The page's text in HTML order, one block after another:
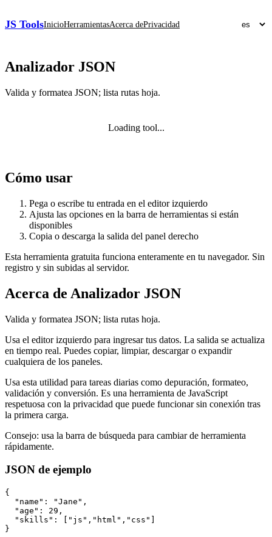
JS ToolsInicioHerramientasAcerca dePrivacidad
Analizador JSON
Valida y formatea JSON; lista rutas hoja.
Loading tool...
Cómo usar
Pega o escribe tu entrada en el editor izquierdo
Ajusta las opciones en la barra de herramientas si están
disponibles
Copia o descarga la salida del panel derecho
Esta herramienta gratuita funciona enteramente en tu navegador. Sin
registro y sin subidas al servidor.
Acerca de Analizador JSON
Valida y formatea JSON; lista rutas hoja.
Usa el editor izquierdo para ingresar tus datos. La salida se actualiza
en tiempo real. Puedes copiar, limpiar, descargar o expandir
cualquiera de los paneles.
Usa esta utilidad para tareas diarias como depuración, formateo,
validación y conversión. Es una herramienta de JavaScript
respetuosa con la privacidad que puede funcionar sin conexión tras
la primera carga.
Consejo: usa la barra de búsqueda para cambiar de herramienta
rápidamente.
JSON de ejemplo
{
  "name": "Jane",
  "age": 29,
  "skills": ["js","html","css"]
}